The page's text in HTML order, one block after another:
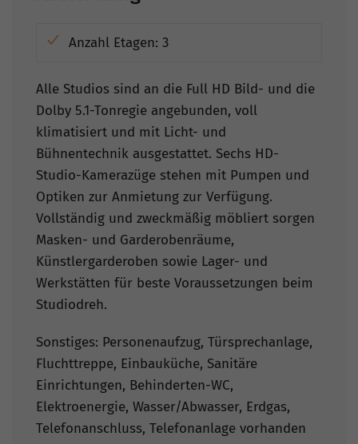
Anzahl Etagen: 3
Alle Studios sind an die Full HD Bild- und die
Dolby 5.1-Tonregie angebunden, voll
klimatisiert und mit Licht- und
Bühnentechnik ausgestattet. Sechs HD-
Studio-Kamerazüge stehen mit Pumpen und
Optiken zur Anmietung zur Verfügung.
Vollständig und zweckmäßig möbliert sorgen
Masken- und Garderobenräume,
Künstlergarderoben sowie Lager- und
Werkstätten für beste Voraussetzungen beim
Studiodreh.
Sonstiges: Personenaufzug, Türsprechanlage,
Fluchttreppe, Einbauküche, Sanitäre
Einrichtungen, Behinderten-WC,
Elektroenergie, Wasser/Abwasser, Erdgas,
Telefonanschluss, Telefonanlage vorhanden